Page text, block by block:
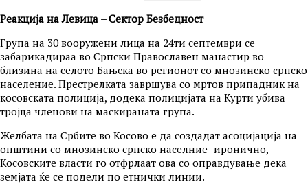
Реакција на Левица – Сектор Безбедност
Група на 30 вооружени лица на 24ти септември се
забарикадираа во Српски Православен манастир во
близина на селото Бањска во регионот со мнозинско српско
население. Престрелката завршува со мртов припадник на
косовската полиција, додека полицијата на Курти убива
тројца членови на маскираната група.
Желбата на Србите во Косово е да создадат асоцијација на
општини со мнозинско српско населние- иронично,
Косовските власти го отфрлаат ова со оправдување дека
земјата ќе се подели по етнички линии.